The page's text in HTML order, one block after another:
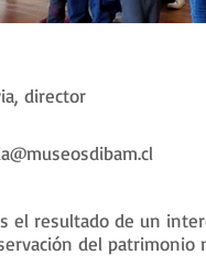
director
el resultado de un
del patrimonio